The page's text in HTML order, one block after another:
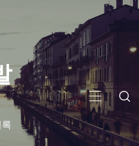
주
메
뉴